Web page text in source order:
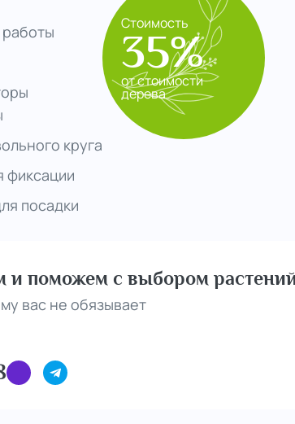
круга
фиксации
посадки
Стоимость
35%
от стоимости
дерева
и поможем с выбором
вас не обязывает